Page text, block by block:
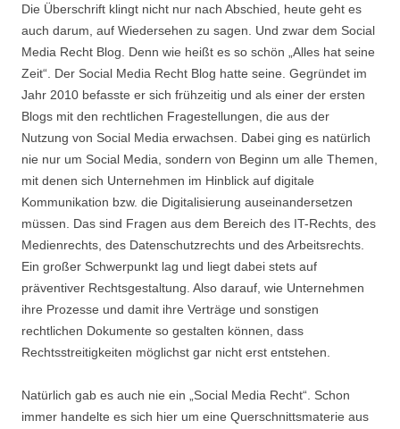
Die Überschrift klingt nicht nur nach Abschied, heute geht es
auch darum, auf Wiedersehen zu sagen. Und zwar dem Social
Media Recht Blog. Denn wie heißt es so schön „Alles hat seine
Zeit“. Der Social Media Recht Blog hatte seine. Gegründet im
Jahr 2010 befasste er sich frühzeitig und als einer der ersten
Blogs mit den rechtlichen Fragestellungen, die aus der
Nutzung von Social Media erwachsen. Dabei ging es natürlich
nie nur um Social Media, sondern von Beginn um alle Themen,
mit denen sich Unternehmen im Hinblick auf digitale
Kommunikation bzw. die Digitalisierung auseinandersetzen
müssen. Das sind Fragen aus dem Bereich des IT-Rechts, des
Medienrechts, des Datenschutzrechts und des Arbeitsrechts.
Ein großer Schwerpunkt lag und liegt dabei stets auf
präventiver Rechtsgestaltung. Also darauf, wie Unternehmen
ihre Prozesse und damit ihre Verträge und sonstigen
rechtlichen Dokumente so gestalten können, dass
Rechtsstreitigkeiten möglichst gar nicht erst entstehen.
Natürlich gab es auch nie ein „Social Media Recht“. Schon
immer handelte es sich hier um eine Querschnittsmaterie aus